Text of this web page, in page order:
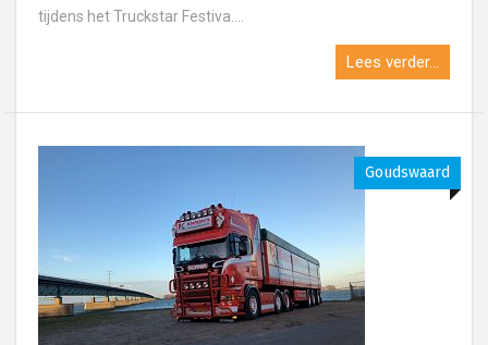
tijdens het Truckstar Festiva....
Lees verder...
Goudswaard